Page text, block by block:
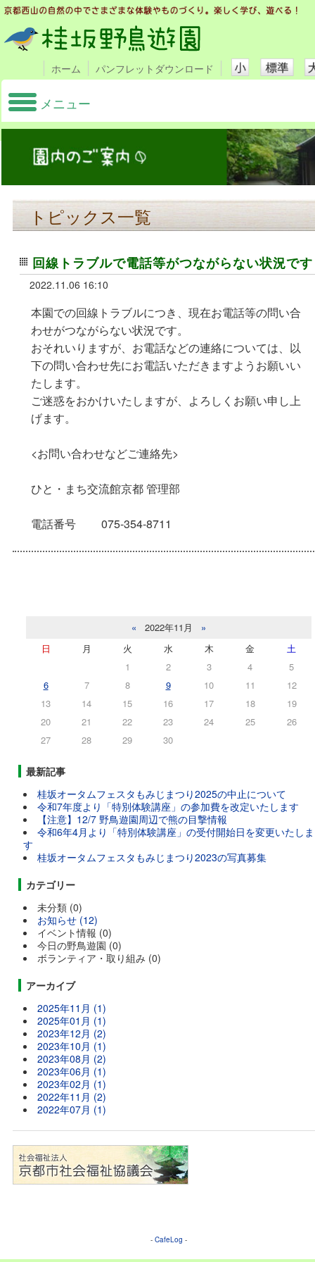
ホーム パンフレットダウンロード
メニュー
トピックス一覧
回線トラブルで電話等がつながらない状況です
2022.11.06 16:10
本園での回線トラブルにつき、現在お電話等の問い合
わせがつながらない状況です。
おそれいりますが、お電話などの連絡については、以
下の問い合わせ先にお電話いただきますようお願いい
たします。
ご迷惑をおかけいたしますが、よろしくお願い申し上
げます。
<お問い合わせなどご連絡先>
ひと・まち交流館京都 管理部
電話番号 075-354-8711
« 2022年11月
»
日
月 火 水 木 金
土
1
2 3 4
5
6
7 8 9 10 11
12
13
14 15 16 17 18
19
20
21 22 23 24 25
26
27
28 29 30
最新記事
桂坂オータムフェスタもみじまつり2025の中止について
令和7年度より「特別体験講座」の参加費を改定いたします
【注意】12/7 野鳥遊園周辺で熊の目撃情報
令和6年4月より「特別体験講座」の受付開始日を変更いたしま
す
桂坂オータムフェスタもみじまつり2023の写真募集
カテゴリー
未分類 (0)
お知らせ (12)
イベント情報 (0)
今日の野鳥遊園 (0)
ボランティア・取り組み (0)
アーカイブ
2025年11月 (1)
2025年01月 (1)
2023年12月 (2)
2023年10月 (1)
2023年08月 (2)
2023年06月 (1)
2023年02月 (1)
2022年11月 (2)
2022年07月 (1)
- CafeLog -